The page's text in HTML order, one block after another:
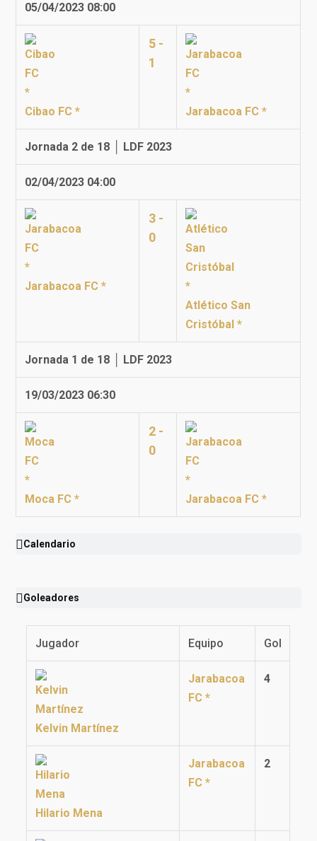
05/04/2023 08:00
Cibao FC *
5 -
1
Jarabacoa FC *
Jornada 2 de 18 │ LDF 2023
02/04/2023 04:00
Jarabacoa FC *
3 -
0
Atlético San
Cristóbal *
Jornada 1 de 18 │ LDF 2023
19/03/2023 06:30
Moca FC *
2 -
0
Jarabacoa FC *
Calendario
Goleadores
Jugador Equipo Gol
Kelvin Martínez
Jarabacoa
FC *
4
Hilario Mena
Jarabacoa
FC *
2